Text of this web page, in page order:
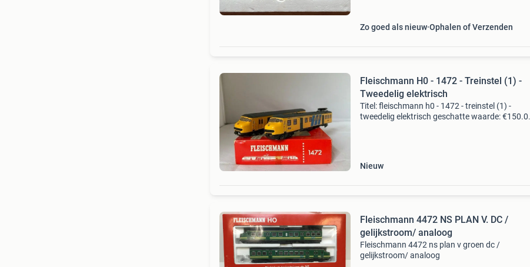
Zo goed als nieuw Ophalen of Verzenden
Fleischmann H0 - 1472 - Treinstel (1) -
Tweedelig elektrisch
Titel: fleischmann h0 - 1472 - treinstel (1) -
tweedelig elektrisch geschatte waarde: €150.0
Nieuw
Fleischmann 4472 NS PLAN V. DC /
gelijkstroom/ analoog
Fleischmann 4472 ns plan v groen dc /
gelijkstroom/ analoog